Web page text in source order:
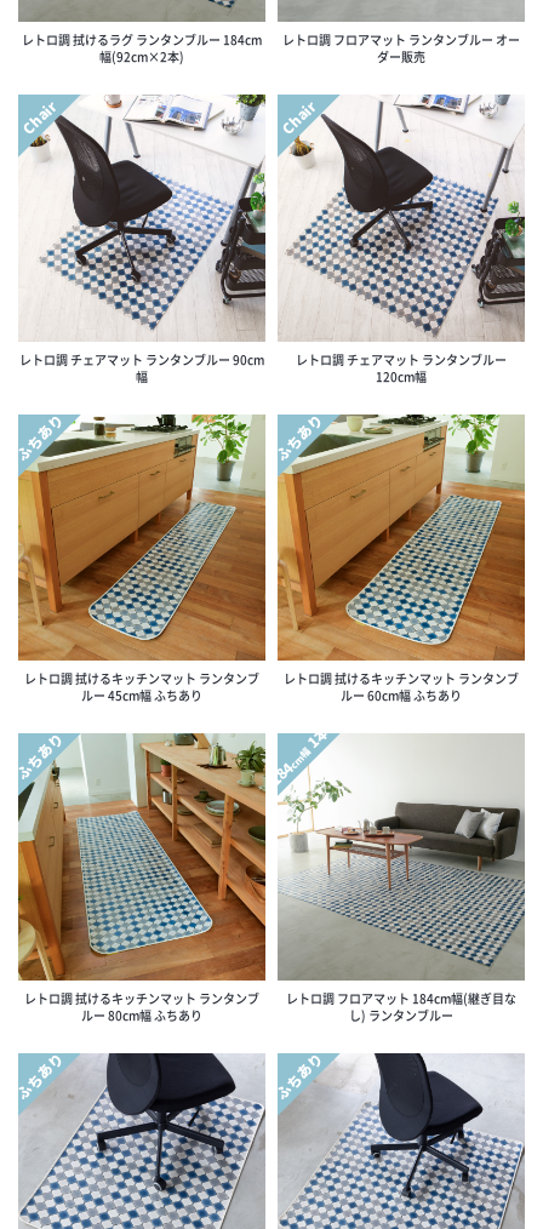
レトロ調 拭けるラグ ランタンブルー 184cm
幅(92cm×2本)
レトロ調 フロアマット ランタンブルー オー
ダー販売
Chair
レトロ調 チェアマット ランタンブルー 90cm
幅
Chair
レトロ調 チェアマット ランタンブルー
120cm幅
ふちあり
レトロ調 拭けるキッチンマット ランタンブ
ルー 45cm幅 ふちあり
ふちあり
レトロ調 拭けるキッチンマット ランタンブ
ルー 60cm幅 ふちあり
ふちあり
レトロ調 拭けるキッチンマット ランタンブ
ルー 80cm幅 ふちあり
184cm幅
1本
レトロ調 フロアマット 184cm幅(継ぎ目な
し) ランタンブルー
ふちあり ふちあり